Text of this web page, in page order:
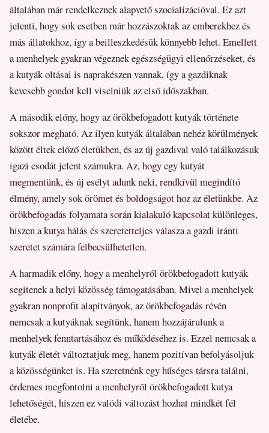
általában már rendelkeznek alapvető szocializációval. Ez azt
jelenti, hogy sok esetben már hozzászoktak az emberekhez és
más állatokhoz, így a beilleszkedésük könnyebb lehet. Emellett
a menhelyek gyakran végeznek egészségügyi ellenőrzéseket, és
a kutyák oltásai is naprakészen vannak, így a gazdiknak
kevesebb gondot kell viselniük az első időszakban.
A második előny, hogy az örökbefogadott kutyák története
sokszor megható. Az ilyen kutyák általában nehéz körülmények
között éltek előző életükben, és az új gazdival való találkozásuk
igazi csodát jelent számukra. Az, hogy egy kutyát
megmentünk, és új esélyt adunk neki, rendkívül megindító
élmény, amely sok örömet és boldogságot hoz az életünkbe. Az
örökbefogadás folyamata során kialakuló kapcsolat különleges,
hiszen a kutya hálás és szeretetteljes válasza a gazdi iránti
szeretet számára felbecsülhetetlen.
A harmadik előny, hogy a menhelyről örökbefogadott kutyák
segítenek a helyi közösség támogatásában. Mivel a menhelyek
gyakran nonprofit alapítványok, az örökbefogadás révén
nemcsak a kutyáknak segítünk, hanem hozzájárulunk a
menhelyek fenntartásához és működéséhez is. Ezzel nemcsak a
kutyák életét változtatjuk meg, hanem pozitívan befolyásoljuk
a közösségünket is. Ha szeretnénk egy hűséges társra találni,
érdemes megfontolni a menhelyről örökbefogadott kutya
lehetőségét, hiszen ez valódi változást hozhat mindkét fél
életébe.